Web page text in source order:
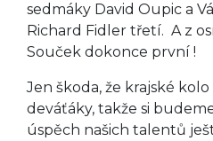
sedmáky David Oupic a
Richard Fidler třetí. A z
Souček dokonce první !
Jen škoda, že krajské
deváťáky, takže si
úspěch našich talentů